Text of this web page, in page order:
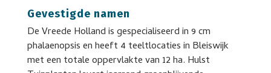
Gevestigde namen
De Vreede Holland is gespecialiseerd in 9 cm
phalaenopsis en heeft 4 teeltlocaties in Bleiswijk
met een totale oppervlakte van 12 ha. Hulst